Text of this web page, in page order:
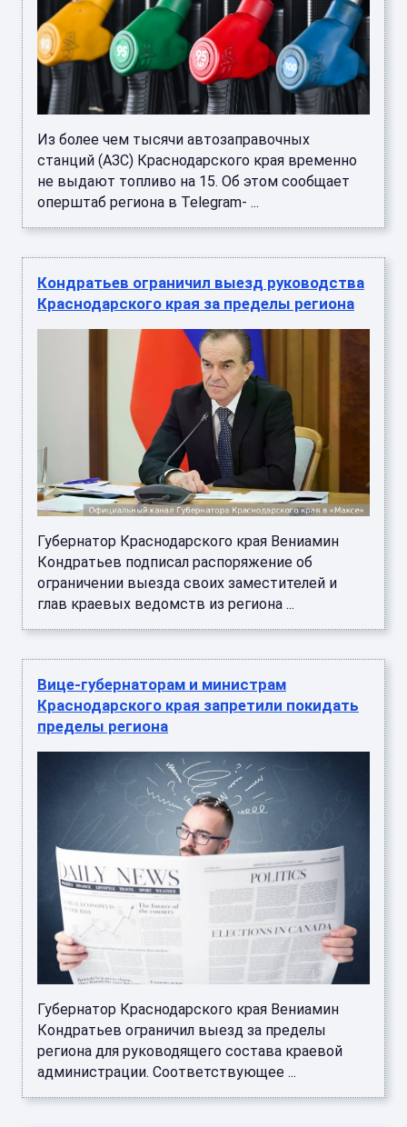
Из более чем тысячи автозаправочных
станций (АЗС) Краснодарского края временно
не выдают топливо на 15. Об этом сообщает
оперштаб региона в Telegram- ...
Кондратьев ограничил выезд руководства
Краснодарского края за пределы региона
Губернатор Краснодарского края Вениамин
Кондратьев подписал распоряжение об
ограничении выезда своих заместителей и
глав краевых ведомств из региона ...
Вице-губернаторам и министрам
Краснодарского края запретили покидать
пределы региона
Губернатор Краснодарского края Вениамин
Кондратьев ограничил выезд за пределы
региона для руководящего состава краевой
администрации. Соответствующее ...